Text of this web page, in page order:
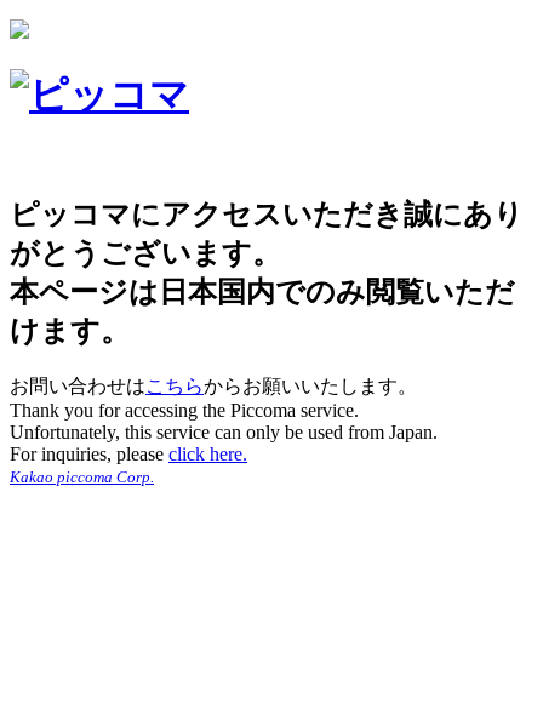
ピッコマにアクセスいただき誠にあり
がとうございます。
本ページは日本国内でのみ閲覧いただ
けます。
お問い合わせはこちらからお願いいたします。
Thank you for accessing the Piccoma service.
Unfortunately, this service can only be used from Japan.
For inquiries, please click here.
Kakao piccoma Corp.